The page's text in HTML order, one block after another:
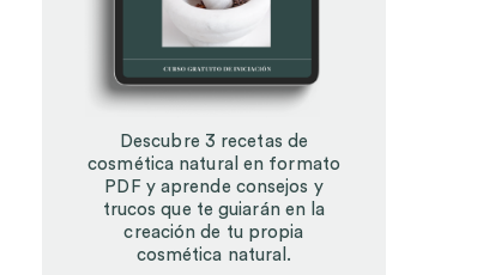
Descubre 3 recetas de
cosmética natural en formato
PDF y aprende consejos y
trucos que te guiarán en la
creación de tu propia
cosmética natural.